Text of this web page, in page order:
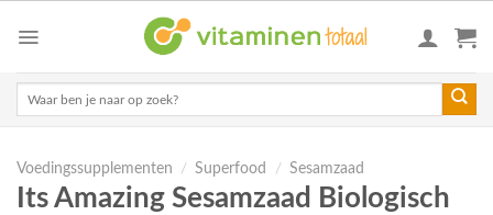
Voedingssupplementen / Superfood / Sesamzaad
Its Amazing Sesamzaad Biologisch